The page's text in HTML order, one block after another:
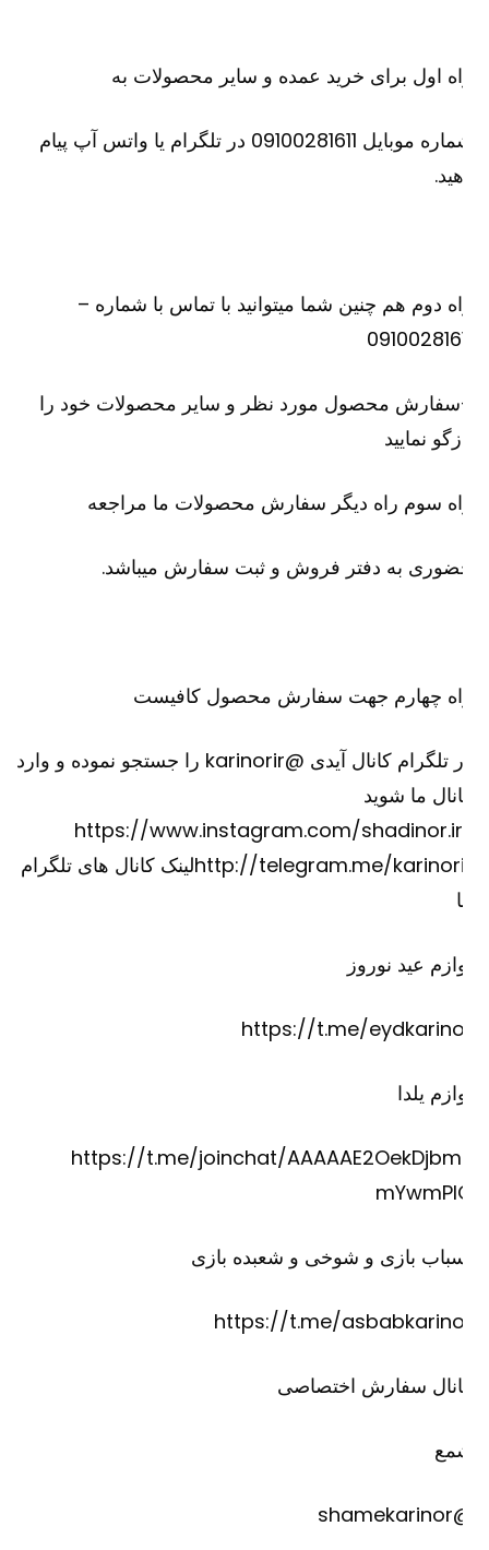
اول برای خرید عمده و سایر محصولات به
شماره موبایل 09100281611 در تلگرام یا واتس آپ پیام
دوم هم چنین شما میتوانید با تماس با شماره –
محصول مورد نظر و سایر محصولات خود را
نمایید
سوم راه دیگر سفارش محصولات ما مراجعه
به دفتر فروش و ثبت سفارش میباشد.
چهارم جهت سفارش محصول کافیست
در تلگرام کانال آیدی @karinorir را جستجو نموده و وارد
ما شوید
https://www.instagram.com/
http://telegram.me/karinorirلینک کانال های تلگرام
عید نوروز
https://t.me/
یلدا
https://t.me/joinchat/
بازی و شوخی و شعبده بازی
https://t.me/
سفارش اختصاصی